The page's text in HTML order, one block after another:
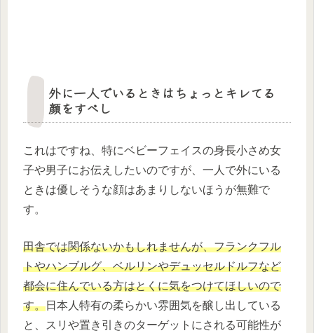
外に一人でいるときはちょっとキレてる
顔をすべし
これはですね、特にベビーフェイスの身長小さめ女
子や男子にお伝えしたいのですが、一人で外にいる
ときは優しそうな顔はあまりしないほうが無難で
す。
田舎では関係ないかもしれませんが、フランクフル
トやハンブルグ、ベルリンやデュッセルドルフなど
都会に住んでいる方はとくに気をつけてほしいので
す。日本人特有の柔らかい雰囲気を醸し出している
と、スリや置き引きのターゲットにされる可能性が